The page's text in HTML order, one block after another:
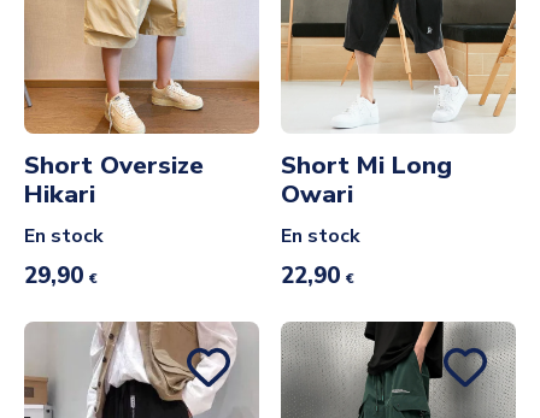
Short Oversize
Hikari
En stock
29,90 €
Short Mi Long
Owari
En stock
22,90 €